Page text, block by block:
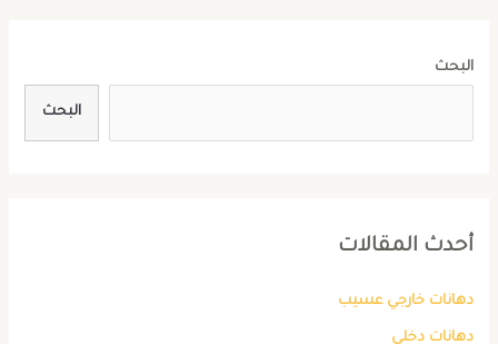
البحث
البحث
أحدث المقالات
دهانات خارجي عسيب
دهانات دخلي